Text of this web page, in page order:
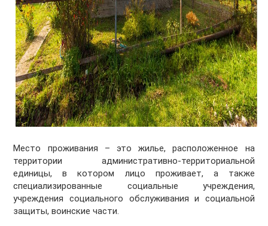
Место проживания – это жилье, расположенное на
территории административно-территориальной
единицы, в котором лицо проживает, а также
специализированные социальные учреждения,
учреждения социального обслуживания и социальной
защиты, воинские части.